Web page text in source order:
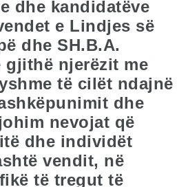
dhe kandidatëve
e Lindjes së
dhe SH.B.A.
gjithë njerëzit me
të cilët ndajnë
dhe
nevojat që
dhe individët
vendit, në
të tregut të